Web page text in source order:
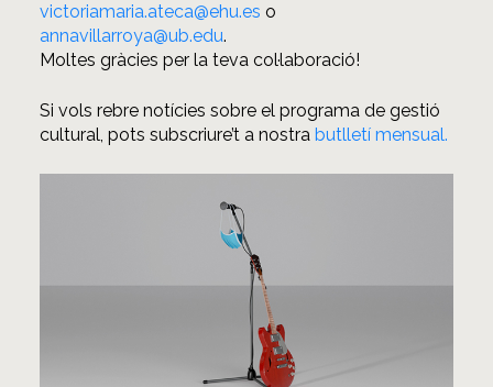
victoriamaria.ateca@ehu.es o
annavillarroya@ub.edu.
Moltes gràcies per la teva col·laboració!
Si vols rebre notícies sobre el programa de gestió
cultural, pots subscriure’t a nostra butlletí mensual.